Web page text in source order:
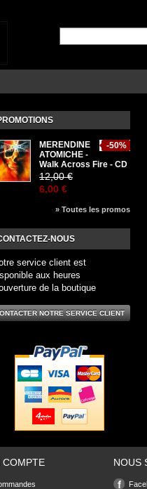
-50%
MERENDINE
ATOMICHE -
Walk Across Fire - CD
12,00 €
6,00 €
» Toutes les promos
NOUS
service client est
aux heures
de la boutique
NOTRE SERVICE CLIENT
COMPTE NOUS